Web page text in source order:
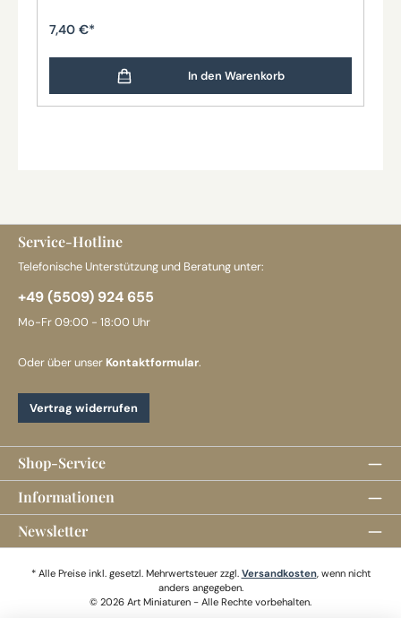
7,40 €*
In den Warenkorb
Service-Hotline
Telefonische Unterstützung und Beratung unter:
+49 (5509) 924 655
Mo-Fr 09:00 - 18:00 Uhr
Oder über unser Kontaktformular.
Vertrag widerrufen
Shop-Service
Informationen
Newsletter
* Alle Preise inkl. gesetzl. Mehrwertsteuer zzgl. Versandkosten, wenn nicht
anders angegeben.
© 2026 Art Miniaturen - Alle Rechte vorbehalten.